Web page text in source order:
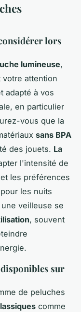
lors
lumineuse,
attention
adapté à vos
en particulier
vous que la
sans BPA
des jouets. La
l'intensité de
les préférences
les nuits
veilleuse se
, souvent
sur
de peluches
comme